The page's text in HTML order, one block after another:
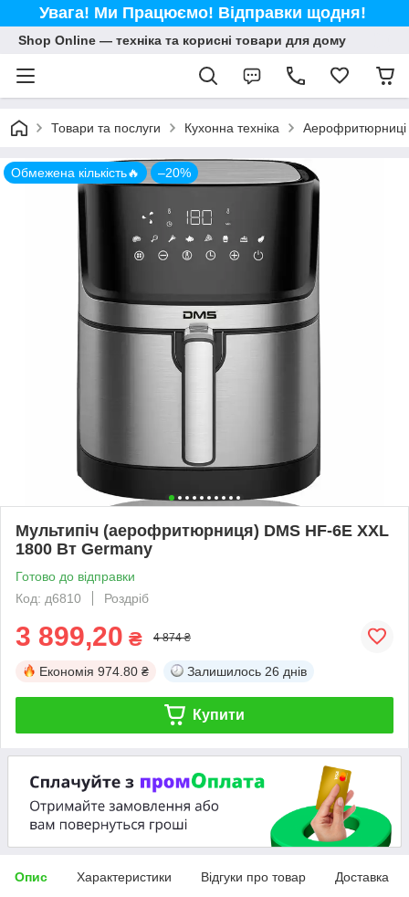
Увага! Ми Працюємо! Відправки щодня!
Shop Online — техніка та корисні товари для дому
Товари та послуги Кухонна техніка Аерофритюрниці
Обмежена кількість🔥 –20%
Мультипіч (аерофритюрниця) DMS HF-6E XXL
1800 Вт Germany
Готово до відправки
Код: д6810
Роздріб
3 899,20 ₴ 4 874 ₴
Економія 974.80 ₴ Залишилось 26 днів
Купити
Опис Характеристики Відгуки про товар Доставка